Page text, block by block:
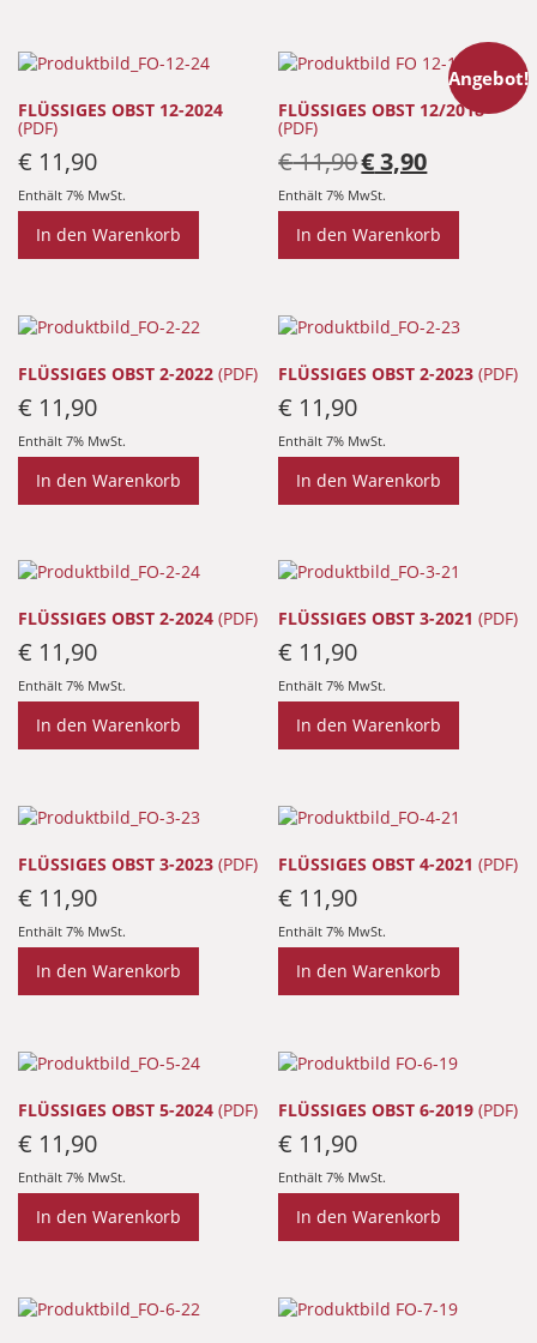
FLÜSSIGES OBST 12-2024
(PDF)
€ 11,90
Enthält 7% MwSt.
In den Warenkorb
Angebot!
FLÜSSIGES OBST 12/2018
(PDF)
€11,90 Ursprünglicher
Preis
war:
€ 11,90
€3,90Aktueller
Preis
€ 3,90.
Enthält 7% MwSt.
In den Warenkorb
FLÜSSIGES OBST 2-2022 (PDF)
€ 11,90
Enthält 7% MwSt.
In den Warenkorb
FLÜSSIGES OBST 2-2023 (PDF)
€ 11,90
Enthält 7% MwSt.
In den Warenkorb
FLÜSSIGES OBST 2-2024 (PDF)
€ 11,90
Enthält 7% MwSt.
In den Warenkorb
FLÜSSIGES OBST 3-2021 (PDF)
€ 11,90
Enthält 7% MwSt.
In den Warenkorb
FLÜSSIGES OBST 3-2023 (PDF)
€ 11,90
Enthält 7% MwSt.
In den Warenkorb
FLÜSSIGES OBST 4-2021 (PDF)
€ 11,90
Enthält 7% MwSt.
In den Warenkorb
FLÜSSIGES OBST 5-2024 (PDF)
€ 11,90
Enthält 7% MwSt.
In den Warenkorb
FLÜSSIGES OBST 6-2019 (PDF)
€ 11,90
Enthält 7% MwSt.
In den Warenkorb